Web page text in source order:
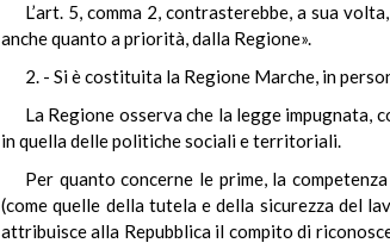
L’art. 5, comma 2, contrasterebbe, a sua
anche quanto a priorità, dalla Regione».
2. - Si è costituita la Regione Marche, in
La Regione osserva che la legge impugnata,
in quella delle politiche sociali e territoriali.
Per quanto concerne le prime, la
(come quelle della tutela e della sicurezza del
attribuisce alla Repubblica il compito di